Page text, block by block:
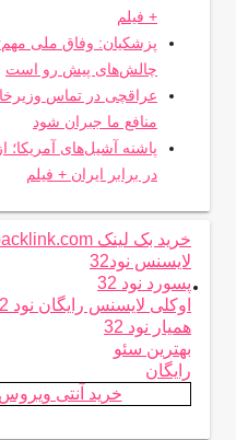
+ فیلم
پزشکیان: وفاق ملی
چالش‌های پیش رو است
عراقچی در تماس
منافع ما جبران شود
پاشنه آشیل‌های
در برابر ایران + فیلم
.
خرید بک لینک behtarinbacklink.com
لایسنس نود32
پسورد نود 32
اوکلی لایسنس رایگان نود 32
همیار نود 32
بهترین سئو
رایگان
خرید آنتی ویروس